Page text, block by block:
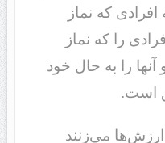
که نماز
را که نماز
را به حال خود
است.
ارزش‌ها می‌زنند